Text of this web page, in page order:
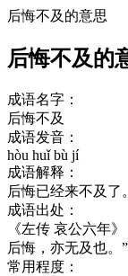
后悔不及的意思
后悔不及的
成语名字：
后悔不及
成语发音：
hòu huǐ bù jí
成语解释：
后悔已经来不及了。
成语出处：
《左传 哀公六年
后悔，亦无及也。”
常用程度：